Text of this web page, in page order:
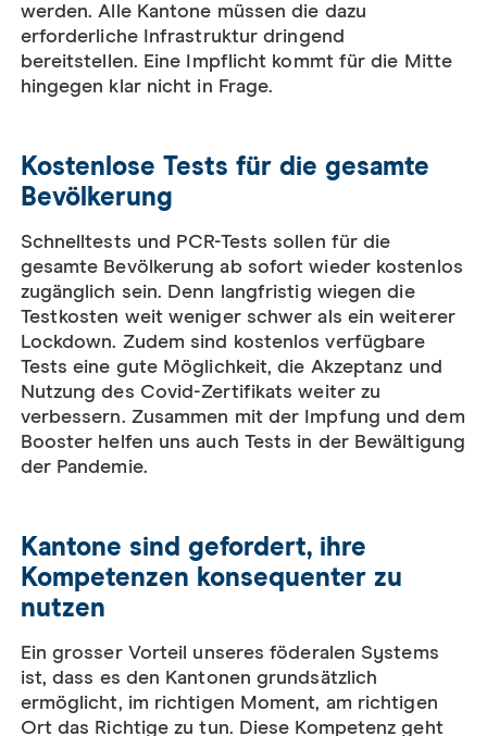
werden. Alle Kantone müssen die dazu
erforderliche Infrastruktur dringend
bereitstellen. Eine Impflicht kommt für die Mitte
hingegen klar nicht in Frage.
Kostenlose Tests für die gesamte
Bevölkerung
Schnelltests und PCR-Tests sollen für die
gesamte Bevölkerung ab sofort wieder kostenlos
zugänglich sein. Denn langfristig wiegen die
Testkosten weit weniger schwer als ein weiterer
Lockdown. Zudem sind kostenlos verfügbare
Tests eine gute Möglichkeit, die Akzeptanz und
Nutzung des Covid-Zertifikats weiter zu
verbessern. Zusammen mit der Impfung und dem
Booster helfen uns auch Tests in der Bewältigung
der Pandemie.
Kantone sind gefordert, ihre
Kompetenzen konsequenter zu
nutzen
Ein grosser Vorteil unseres föderalen Systems
ist, dass es den Kantonen grundsätzlich
ermöglicht, im richtigen Moment, am richtigen
Ort das Richtige zu tun. Diese Kompetenz geht